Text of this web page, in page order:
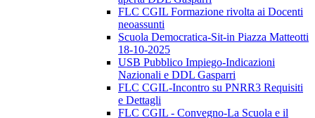
FLC CGIL Formazione rivolta ai Docenti
neoassunti
Scuola Democratica-Sit-in Piazza Matteotti
18-10-2025
USB Pubblico Impiego-Indicazioni
Nazionali e DDL Gasparri
FLC CGIL-Incontro su PNRR3 Requisiti
e Dettagli
FLC CGIL - Convegno-La Scuola e il